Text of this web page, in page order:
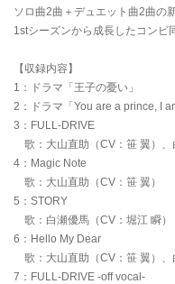
ソロ曲2曲＋デュエット曲2曲の
1stシーズンから成長したコンビ
【収録内容】
1：ドラマ「王子の憂い」
2：ドラマ「You are a prince, I
3：FULL-DRIVE
歌：大山直助（CV：笹 翼）、
4：Magic Note
歌：大山直助（CV：笹 翼）
5：STORY
歌：白瀬優馬（CV：堀江 瞬）
6：Hello My Dear
歌：大山直助（CV：笹 翼）、
7：FULL-DRIVE -off vocal-